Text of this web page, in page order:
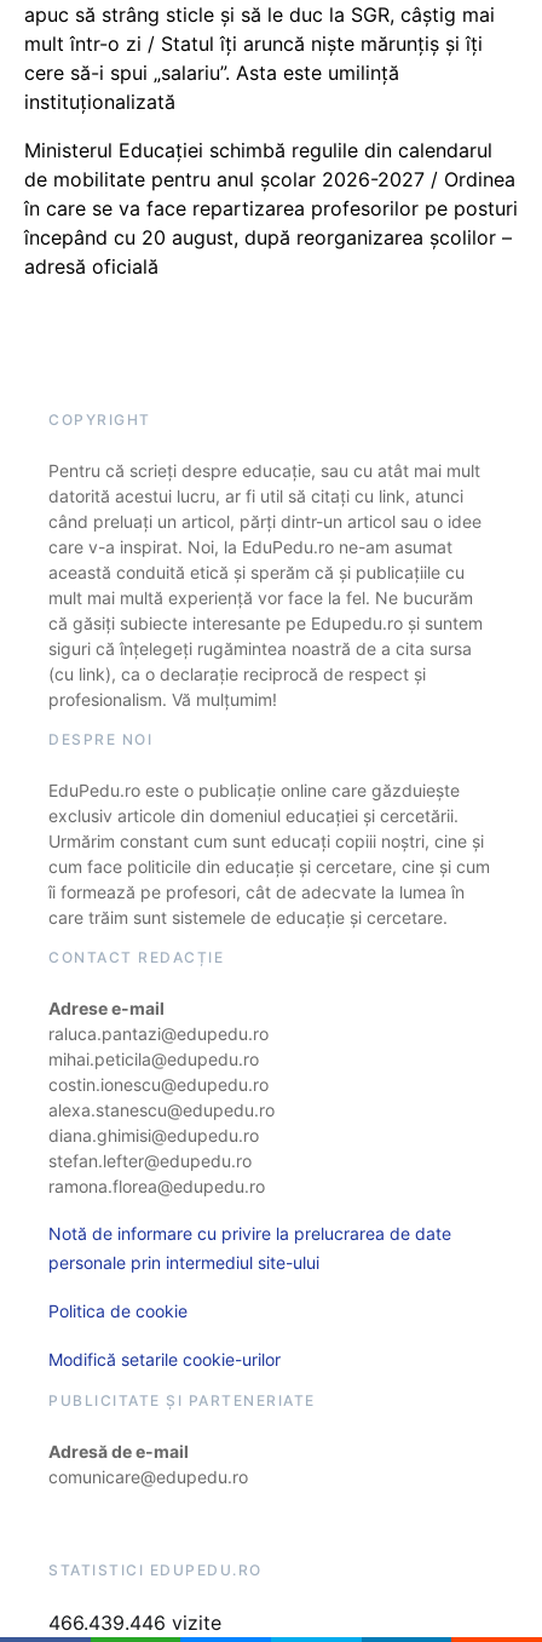
apuc să strâng sticle și să le duc la SGR, câștig mai
mult într-o zi / Statul îți aruncă niște mărunțiș și îți
cere să-i spui „salariu”. Asta este umilință
instituționalizată
Ministerul Educației schimbă regulile din calendarul
de mobilitate pentru anul școlar 2026-2027 / Ordinea
în care se va face repartizarea profesorilor pe posturi
începând cu 20 august, după reorganizarea școlilor –
adresă oficială
COPYRIGHT
Pentru că scrieți despre educație, sau cu atât mai mult
datorită acestui lucru, ar fi util să citați cu link, atunci
când preluați un articol, părți dintr-un articol sau o idee
care v-a inspirat. Noi, la EduPedu.ro ne-am asumat
această conduită etică și sperăm că și publicațiile cu
mult mai multă experiență vor face la fel. Ne bucurăm
că găsiți subiecte interesante pe Edupedu.ro și suntem
siguri că înțelegeți rugămintea noastră de a cita sursa
(cu link), ca o declarație reciprocă de respect și
profesionalism. Vă mulțumim!
DESPRE NOI
EduPedu.ro este o publicație online care găzduiește
exclusiv articole din domeniul educației și cercetării.
Urmărim constant cum sunt educați copiii noștri, cine și
cum face politicile din educație și cercetare, cine și cum
îi formează pe profesori, cât de adecvate la lumea în
care trăim sunt sistemele de educație și cercetare.
CONTACT REDACȚIE
Adrese e-mail
raluca.pantazi@edupedu.ro
mihai.peticila@edupedu.ro
costin.ionescu@edupedu.ro
alexa.stanescu@edupedu.ro
diana.ghimisi@edupedu.ro
stefan.lefter@edupedu.ro
ramona.florea@edupedu.ro
Notă de informare cu privire la prelucrarea de date
personale prin intermediul site-ului
Politica de cookie
Modifică setarile cookie-urilor
PUBLICITATE ȘI PARTENERIATE
Adresă de e-mail
comunicare@edupedu.ro
STATISTICI EDUPEDU.RO
466.439.446 vizite